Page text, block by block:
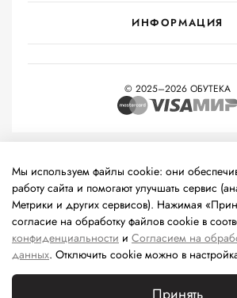
ИНФОРМАЦИЯ
© 2025–2026 ОБУТЕКА
технологии
(информационные технологии
информации на основе сбора,
сведений, относящихся к предпочтениям
«Интернет», находящихся на территории
Федерации).
Мы используем файлы cookie: они
работу сайта и помогают улучшать сервис
Метрики и других сервисов). Нажимая
согласие на обработку файлов cookie в
конфиденциальности и Согласием на
данных. Отключить cookie можно в
Принять